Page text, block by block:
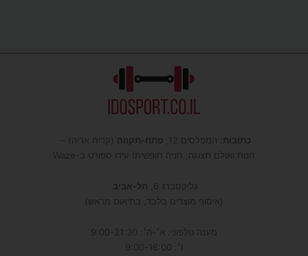
כתובות : המפלסים 12, פתח-תקווה (קרית אריה) –
חנות ואולם תצוגה, חניה חופשית! עידו ספורט ב-Waze
גליקסברג 6,
תל-אביב
(איסוף מוצרים בלבד, בתיאום מראש)
מענה טלפוני: א׳-ה׳: 9:00-21:30
ו׳: 9:00-16:00